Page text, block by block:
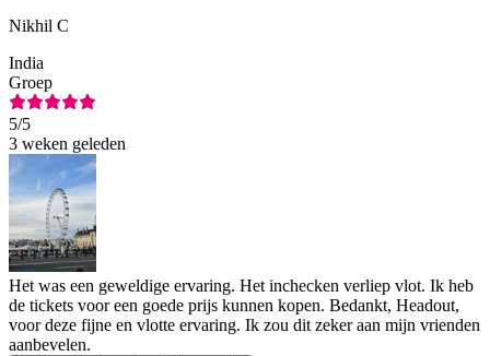
Nikhil C
India
Groep
5/5
3 weken geleden
Het was een geweldige ervaring. Het inchecken verliep vlot. Ik heb
de tickets voor een goede prijs kunnen kopen. Bedankt, Headout,
voor deze fijne en vlotte ervaring. Ik zou dit zeker aan mijn vrienden
aanbevelen.